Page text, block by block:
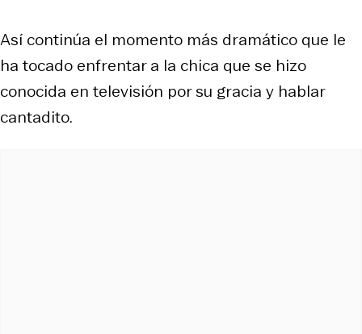
Así continúa el momento más dramático que le
ha tocado enfrentar a la chica que se hizo
conocida en televisión por su gracia y hablar
cantadito.